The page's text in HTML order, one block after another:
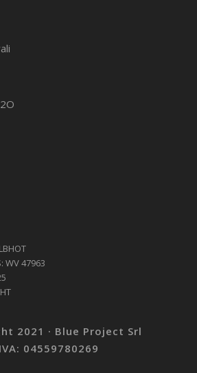
WV 47963
2021 · Blue Project Srl
04559780269